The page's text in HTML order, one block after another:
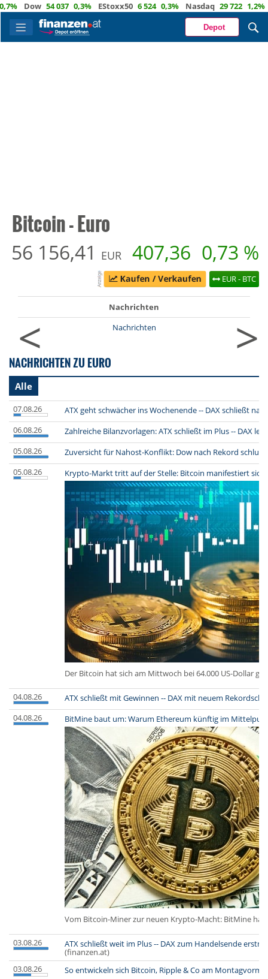
54 037 0,3% EStoxx50 6 524 0,3% Nasdaq 29 722 1,2% Öl 82,1
Depot
Bitcoin - Euro
56 156,41 EUR 407,36 0,73 %
EUR - BTC
<
Nachrichten
Nachrichten
>
NACHRICHTEN ZU EURO
Alle
07.08.26
ATX geht schwächer ins Wochenende -- DAX schließt
06.08.26
Zahlreiche Bilanzvorlagen: ATX schließt im Plus -- DAX
05.08.26
Zuversicht für Nahost-Konflikt: Dow nach Rekord
05.08.26
Krypto-Markt tritt auf der Stelle: Bitcoin manifestiert sich
Der Bitcoin hat sich am Mittwoch bei 64.000 US-Dollar
04.08.26
ATX schließt mit Gewinnen -- DAX mit neuem
04.08.26
BitMine baut um: Warum Ethereum künftig im
Vom Bitcoin-Miner zur neuen Krypto-Macht: BitMine
03.08.26 ATX schließt weit im Plus -- DAX zum Handelsende
(finanzen.at)
03.08.26
So entwickeln sich Bitcoin, Ripple & Co am